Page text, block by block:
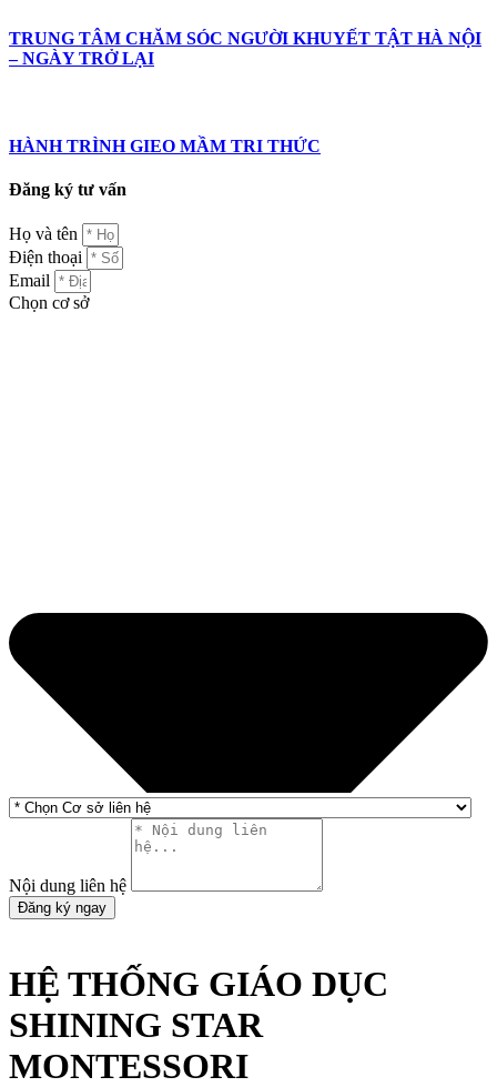
TRUNG TÂM CHĂM SÓC NGƯỜI KHUYẾT TẬT HÀ NỘI
– NGÀY TRỞ LẠI
HÀNH TRÌNH GIEO MẦM TRI THỨC
Đăng ký tư vấn
Họ và tên
Điện thoại
Email
Chọn cơ sở
Nội dung liên hệ
Đăng ký ngay
HỆ THỐNG GIÁO DỤC
SHINING STAR
MONTESSORI